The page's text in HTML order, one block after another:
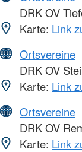
DRK OV
Karte: Link
Ortsvereine
DRK OV
Karte: Link
Ortsvereine
DRK OV
Karte: Link